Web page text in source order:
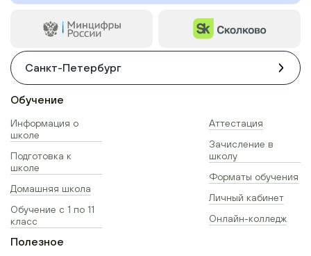
Санкт-Петербург
Обучение
Информация о
школе
Подготовка к
школе
Домашняя школа
Обучение с 1 по 11
класс
Аттестация
Зачисление в
школу
Форматы обучения
Личный кабинет
Онлайн-колледж
Полезное